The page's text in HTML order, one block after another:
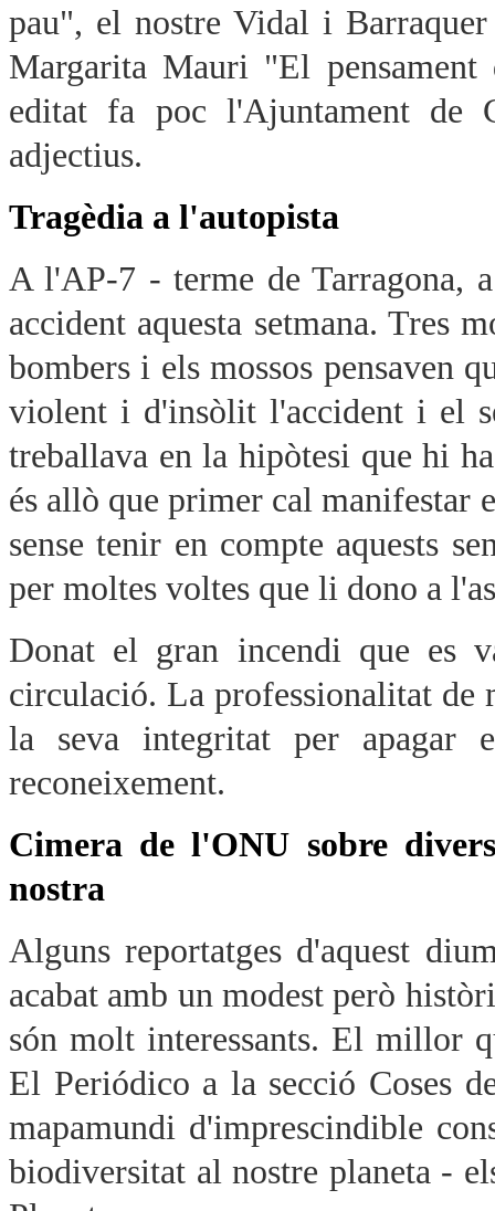
pau", el nostre Vidal i
Margarita Mauri "El
editat fa poc l'Ajuntament de
adjectius.
Tragèdia a l'autopista
A l'AP-7 - terme de Tarragona,
accident aquesta setmana. Tres
bombers i els mossos pensaven
violent i d'insòlit l'accident i el
treballava en la hipòtesi que hi
és allò que primer cal manifestar
sense tenir en compte aquests
per moltes voltes que li dono a
Donat el gran incendi que es
circulació. La professionalitat de
la seva integritat per apagar
reconeixement.
Cimera de l'ONU sobre
nostra
Alguns reportatges d'aquest
acabat amb un modest però
són molt interessants. El millor
El Periódico a la secció Coses
mapamundi d'imprescindible
biodiversitat al nostre planeta -